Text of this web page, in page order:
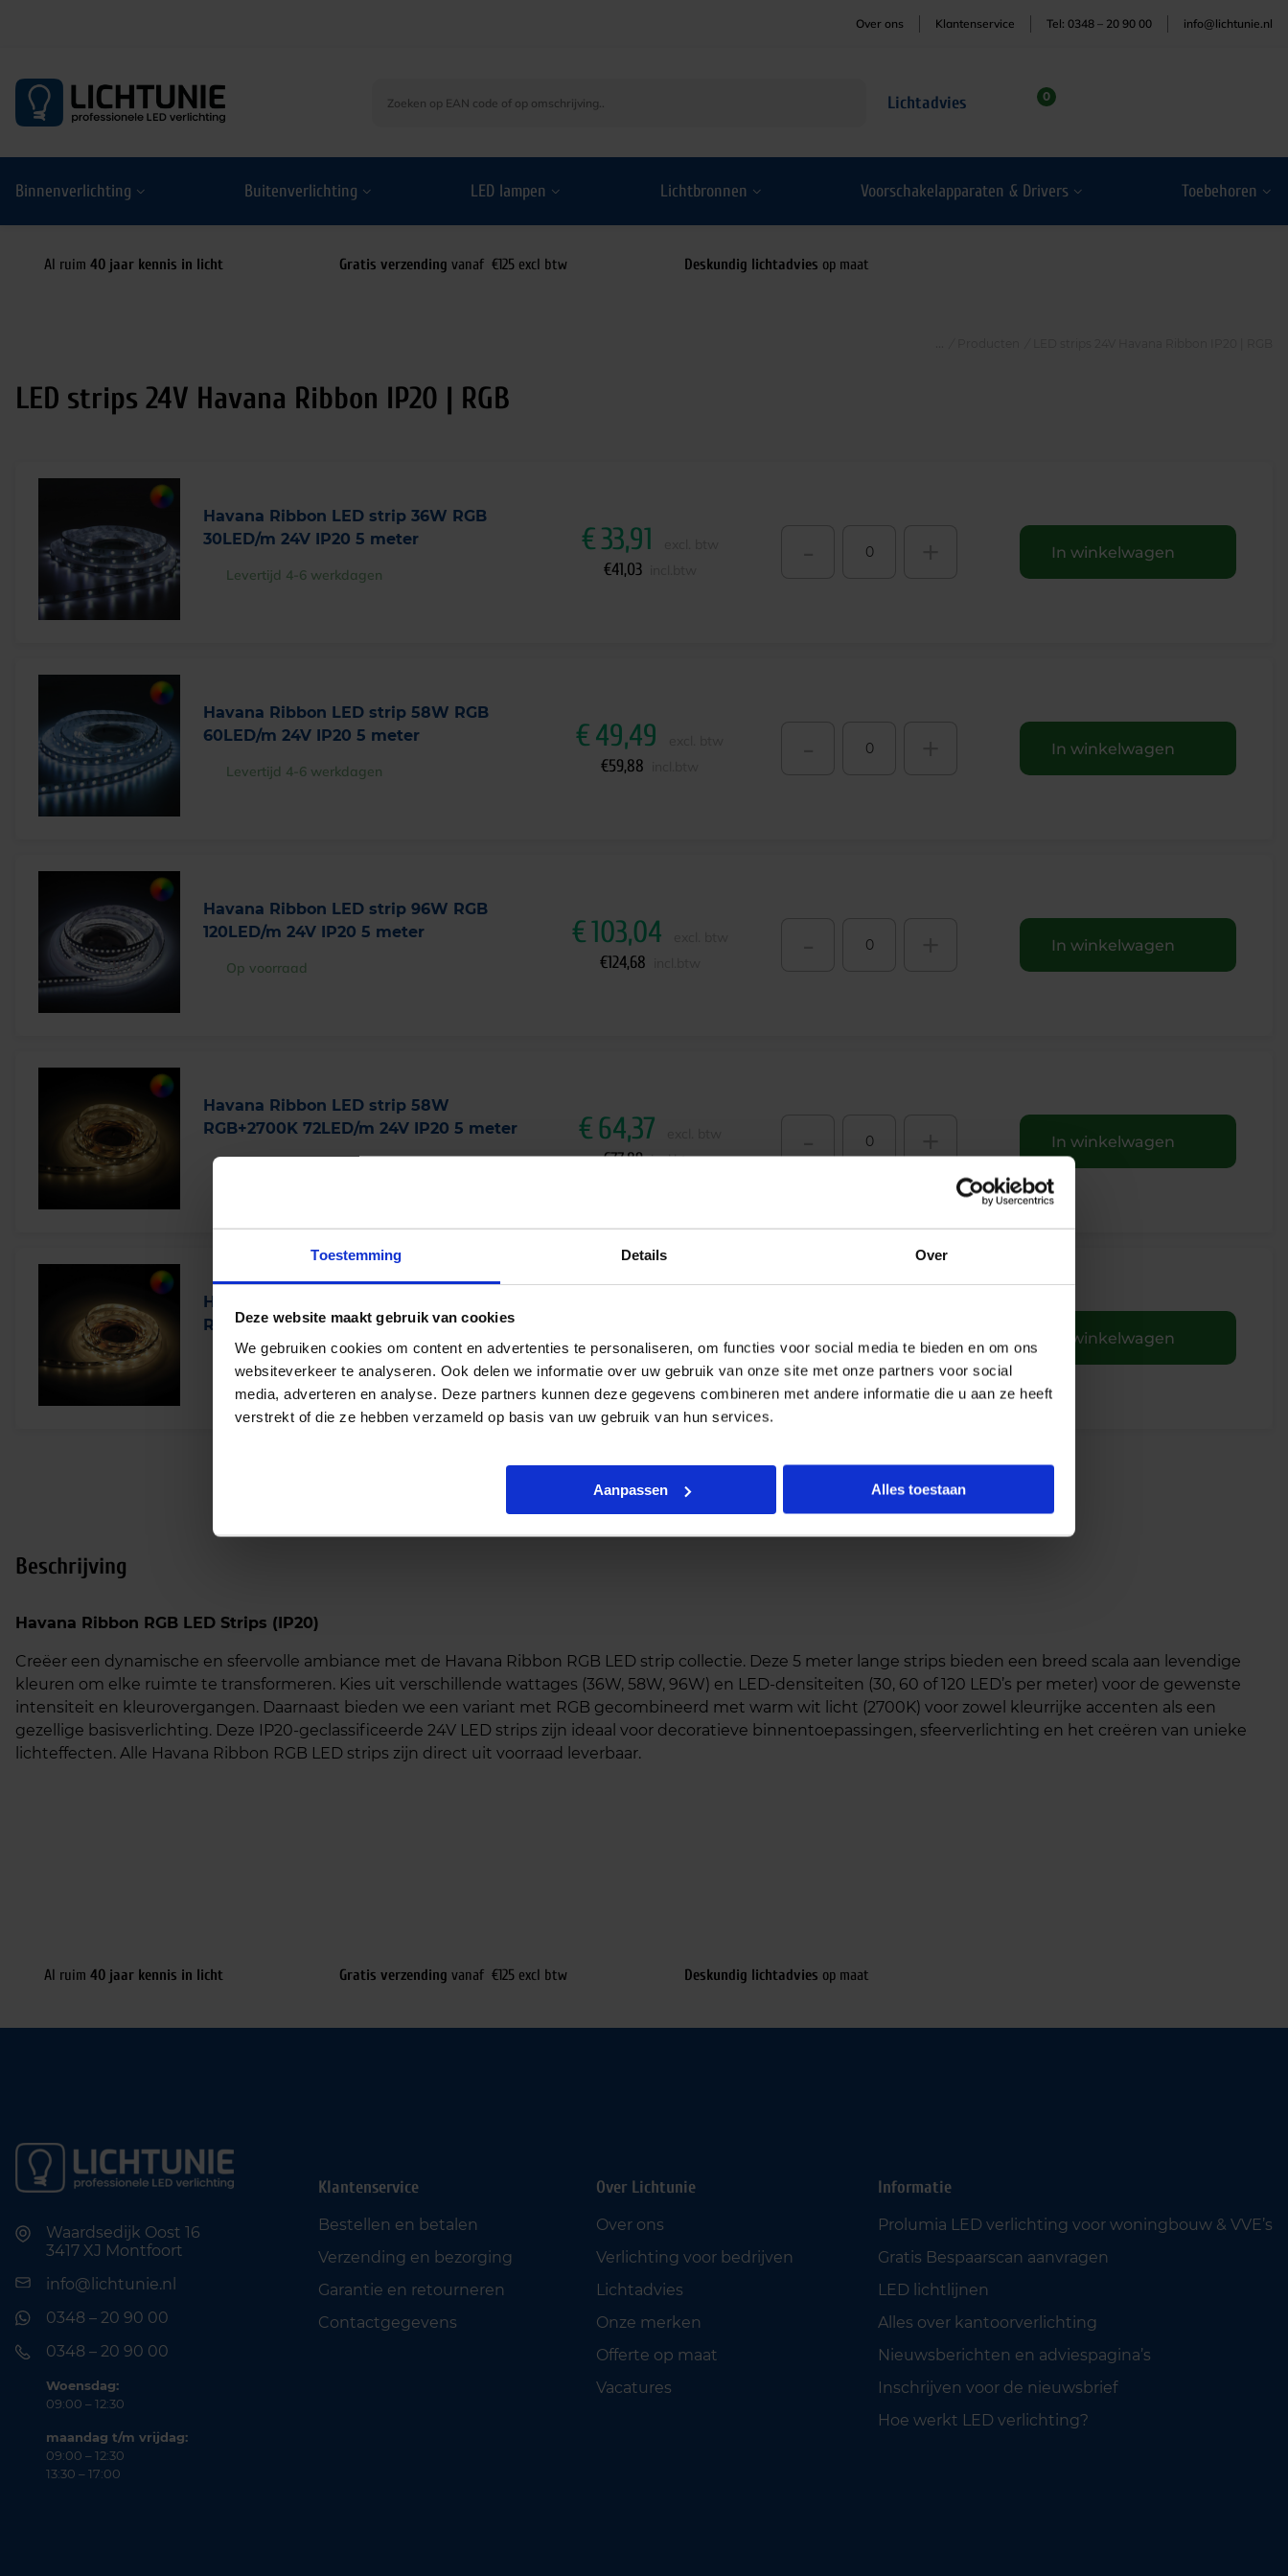
Toestemming Details Over
Deze website maakt gebruik van cookies
We gebruiken cookies om content en advertenties te personaliseren, om functies voor social media te bieden en om ons
websiteverkeer te analyseren. Ook delen we informatie over uw gebruik van onze site met onze partners voor social
media, adverteren en analyse. Deze partners kunnen deze gegevens combineren met andere informatie die u aan ze heeft
verstrekt of die ze hebben verzameld op basis van uw gebruik van hun services.
Aanpassen Alles toestaan
Over ons Klantenservice Tel: 0348 – 20 90 00 info@lichtunie.nl
Lichtadvies 0
Binnenverlichting Buitenverlichting LED lampen Lichtbronnen Voorschakelapparaten & Drivers Toebehoren
Al ruim 40 jaar kennis in licht Gratis verzending vanaf €125 excl btw Deskundig lichtadvies op maat
LED strips 24V Havana Ribbon IP20 | RGB
Havana Ribbon LED strip 36W RGB
30LED/m 24V IP20 5 meter
Levertijd 4-6 werkdagen
€33,91
€41,03
In winkelwagen
Havana Ribbon LED strip 58W RGB
60LED/m 24V IP20 5 meter
Levertijd 4-6 werkdagen
€49,49
€59,88
In winkelwagen
Havana Ribbon LED strip 96W RGB
120LED/m 24V IP20 5 meter
Op voorraad
€103,04
€124,68
In winkelwagen
Havana Ribbon LED strip 58W
RGB+2700K 72LED/m 24V IP20 5 meter
€64,37
€77,89 incl.btw
In winkelwagen
Havana Ribbon LED strip 58W
RGB+3000K 72LED/m 24V IP20 5 meter
Levertijd 4-6 werkdagen €77,89 incl.btw +
- In winkelwagen
Beschrijving
Havana Ribbon RGB LED Strips (IP20)
Creëer een dynamische en sfeervolle ambiance met de Havana Ribbon RGB LED strip collectie. Deze 5 meter lange strips bieden een breed scala aan levendige
kleuren om elke ruimte te transformeren. Kies uit verschillende wattages (36W, 58W, 96W) en LED-densiteiten (30, 60 of 120 LED’s per meter) voor de gewenste
intensiteit en kleurovergangen. Daarnaast bieden we een variant met RGB gecombineerd met warm wit licht (2700K) voor zowel kleurrijke accenten als een
gezellige basisverlichting. Deze IP20-geclassificeerde 24V LED strips zijn ideaal voor decoratieve binnentoepassingen, sfeerverlichting en het creëren van unieke
lichteffecten. Alle Havana Ribbon RGB LED strips zijn direct uit voorraad leverbaar.
Al ruim 40 jaar kennis in licht Gratis verzending vanaf €125 excl btw Deskundig lichtadvies op maat
Waardsedijk Oost 16
3417 XJ Montfoort
info@lichtunie.nl
0348 – 20 90 00
0348 – 20 90 00
Woensdag:
09:00 – 12:30
maandag t/m vrijdag:
09:00 – 12:30
13:30 – 17:00
Klantenservice
Bestellen en betalen
Verzending en bezorging
Garantie en retourneren
Contactgegevens
Over Lichtunie
Over ons
Verlichting voor bedrijven
Lichtadvies
Onze merken
Offerte op maat
Vacatures
Informatie
Prolumia LED verlichting voor woningbouw & VVE’s
Gratis Bespaarscan aanvragen
LED lichtlijnen
Alles over kantoorverlichting
Nieuwsberichten en adviespagina’s
Inschrijven voor de nieuwsbrief
Hoe werkt LED verlichting?